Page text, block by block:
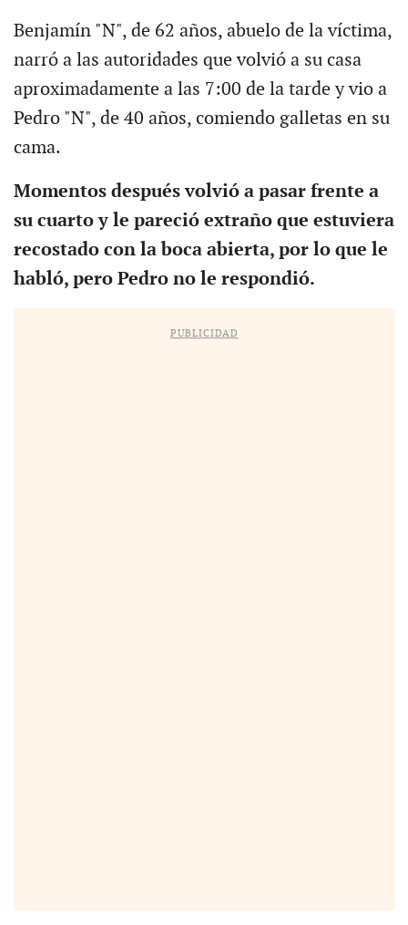
Benjamín "N", de 62 años, abuelo de la víctima,
narró a las autoridades que volvió a su casa
aproximadamente a las 7:00 de la tarde y vio a
Pedro "N", de 40 años, comiendo galletas en su
cama.
Momentos después volvió a pasar frente a
su cuarto y le pareció extraño que estuviera
recostado con la boca abierta, por lo que le
habló, pero Pedro no le respondió.
PUBLICIDAD